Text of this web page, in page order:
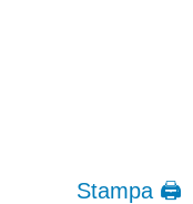
Stampa 🖨